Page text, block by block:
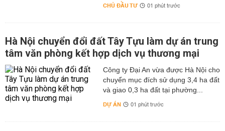
CHỦ ĐẦU TƯ 01 phút trước
Hà Nội chuyển đổi đất Tây Tựu làm dự án trung
tâm văn phòng kết hợp dịch vụ thương mại
Công ty Đại An vừa được Hà Nội cho
chuyển mục đích sử dụng 3,4 ha đất
và giao 0,3 ha đất tại phường...
DỰ ÁN 01 phút trước